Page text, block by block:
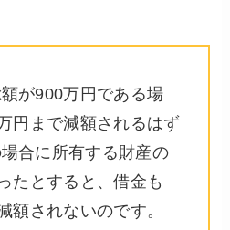
が900万円である場
円まで減額されるはず
合に所有する財産の
たとすると、借金も
額されないのです。